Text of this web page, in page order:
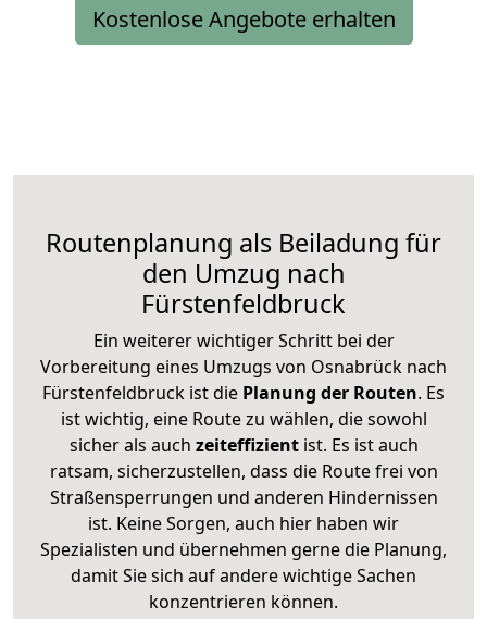
Kostenlose Angebote erhalten
Routenplanung als Beiladung für
den Umzug nach
Fürstenfeldbruck
Ein weiterer wichtiger Schritt bei der
Vorbereitung eines Umzugs von Osnabrück nach
Fürstenfeldbruck ist die Planung der Routen. Es
ist wichtig, eine Route zu wählen, die sowohl
sicher als auch zeiteffizientist. Es ist auch
ratsam, sicherzustellen, dass die Route frei von
Straßensperrungen und anderen Hindernissen
ist. Keine Sorgen, auch hier haben wir
Spezialisten und übernehmen gerne die Planung,
damit Sie sich auf andere wichtige Sachen
konzentrieren können.